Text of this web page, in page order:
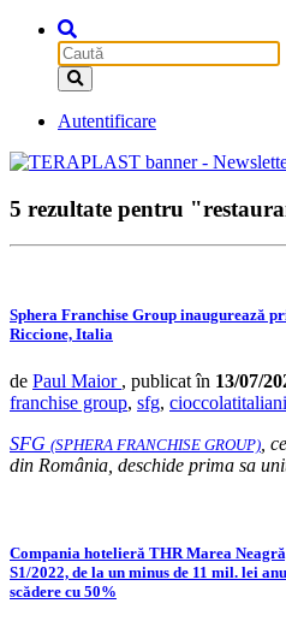
Autentificare
5 rezultate pentru
Sphera Franchise Group inaugurează
Riccione, Italia
de Paul Maior , publicat în 13/07/
franchise group, sfg, cioccolatitaliani
SFG (SPHERA FRANCHISE GROUP) ,
din România, deschide prima sa
Compania hotelieră THR Marea
S1/2022, de la un minus de 11 mil. lei
scădere cu 50%